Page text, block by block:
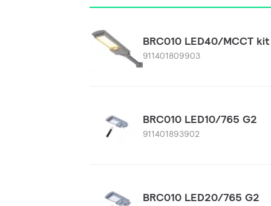
BRC010 LED40/MCCT
911401809903
BRC010 LED10/765 G2
911401893902
BRC010 LED20/765 G2